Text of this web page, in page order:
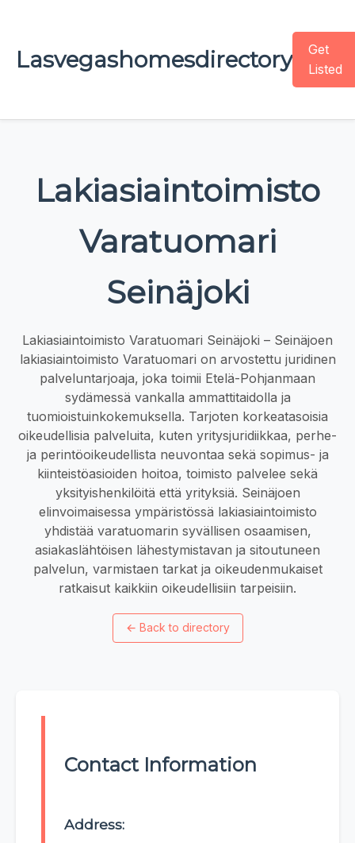
Lasvegashomesdirectory
Get
Listed
Lakiasiaintoimisto
Varatuomari
Seinäjoki
Lakiasiaintoimisto Varatuomari Seinäjoki – Seinäjoen
lakiasiaintoimisto Varatuomari on arvostettu juridinen
palveluntarjoaja, joka toimii Etelä-Pohjanmaan
sydämessä vankalla ammattitaidolla ja
tuomioistuinkokemuksella. Tarjoten korkeatasoisia
oikeudellisia palveluita, kuten yritysjuridiikkaa, perhe-
ja perintöoikeudellista neuvontaa sekä sopimus- ja
kiinteistöasioiden hoitoa, toimisto palvelee sekä
yksityishenkilöitä että yrityksiä. Seinäjoen
elinvoimaisessa ympäristössä lakiasiaintoimisto
yhdistää varatuomarin syvällisen osaamisen,
asiakaslähtöisen lähestymistavan ja sitoutuneen
palvelun, varmistaen tarkat ja oikeudenmukaiset
ratkaisut kaikkiin oikeudellisiin tarpeisiin.
← Back to directory
Contact Information
Address: